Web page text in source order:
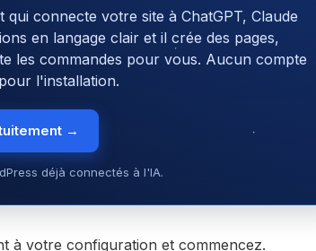
connecte votre site à ChatGPT, Claude
en langage clair et il crée des pages,
les commandes pour vous. Aucun compte
l'installation.
→
déjà connectés à l'IA.
à votre configuration et commencez.